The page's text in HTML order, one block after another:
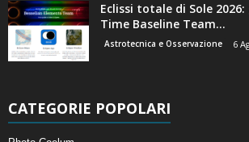
Eclissi totale di Sole
Time Baseline Team...
Astrotecnica e Osservazione 6
CATEGORIE POPOLARI